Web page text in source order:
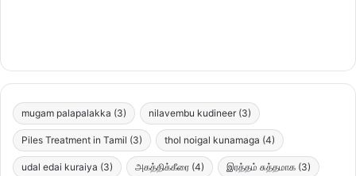
mugam palapalakka (3) nilavembu kudineer (3)
Piles Treatment in Tamil (3) thol noigal kunamaga (4)
udal edai kuraiya (3) அகத்திக்கீரை (4) இரத்தம் சுத்தமாக (3)